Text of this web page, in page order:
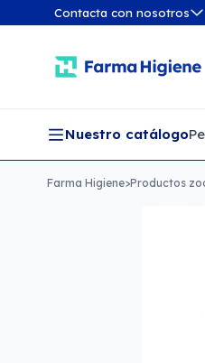
Contacta con nosotros
Nuestro catálogo
Farma Higiene>Productos